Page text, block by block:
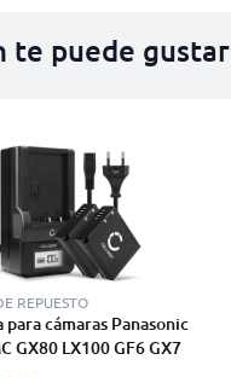
te puede gustar
REPUESTO
cámaras Panasonic
GX80 LX100 GF6 GX7